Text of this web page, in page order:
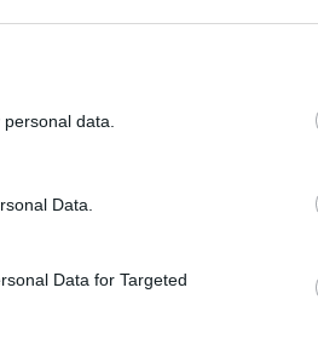
data.
Data.
Data for Targeted
och
svar
i
(kaross eller delar
Camaro som